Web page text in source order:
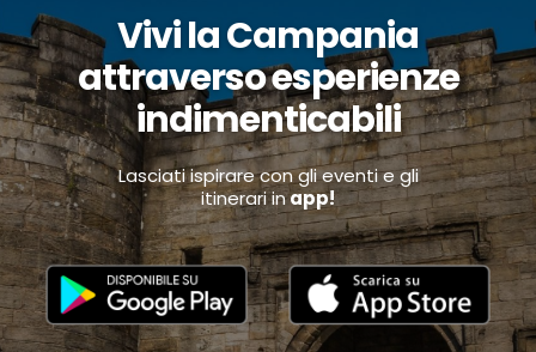
Vivi la Campania
attraverso esperienze
indimenticabili
Lasciati ispirare con gli eventi e gli
itinerari inapp!